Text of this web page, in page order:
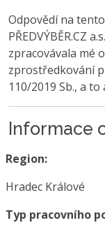
Odpovědí na
PŘEDVÝBĚR.CZ
zpracovávala mé
zprostředkování
110/2019 Sb., a
Informace
Region:
Hradec Králové
Typ pracovního